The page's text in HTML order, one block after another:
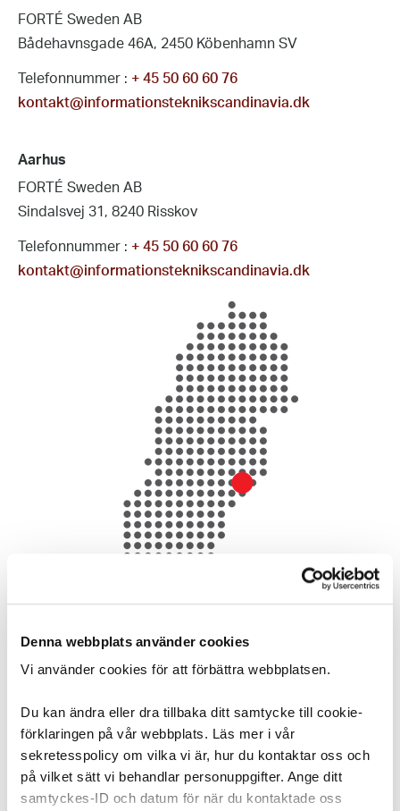
Denna webbplats använder cookies
Vi använder cookies för att förbättra webbplatsen.
Du kan ändra eller dra tillbaka ditt samtycke till cookie-
förklaringen på vår webbplats. Läs mer i vår
sekretesspolicy om vilka vi är, hur du kontaktar oss och
på vilket sätt vi behandlar personuppgifter. Ange ditt
samtyckes-ID och datum för när du kontaktade oss
FORTÉ Sweden AB
Bådehavnsgade 46A, 2450 Köbenhamn SV
Telefonnummer : + 45 50 60 60 76
kontakt@informationsteknikscandinavia.dk
Aarhus
FORTÉ Sweden AB
Sindalsvej 31, 8240 Risskov
Telefonnummer : + 45 50 60 60 76
kontakt@informationsteknikscandinavia.dk